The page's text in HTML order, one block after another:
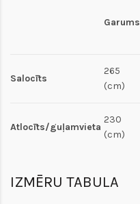
Garums
Salocīts
265
(cm)
Atlocīts/guļamvieta
230
(cm)
IZMĒRU TABULA